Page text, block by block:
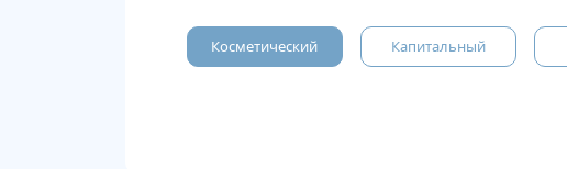
Косметический Капитальный